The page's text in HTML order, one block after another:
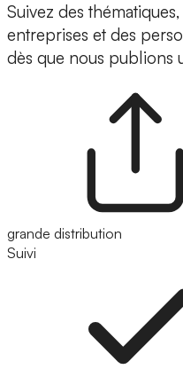
Suivez des
entreprises et des
dès que nous publions
grande distribution
Suivi